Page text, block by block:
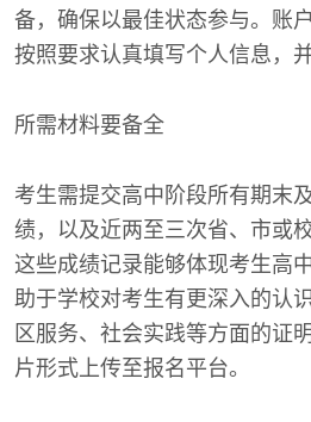
备，确保以最佳状态参与。账
按照要求认真填写个人信息，
所需材料要备全
考生需提交高中阶段所有期末
绩，以及近两至三次省、市或
这些成绩记录能够体现考生高
助于学校对考生有更深入的认
区服务、社会实践等方面的证
片形式上传至报名平台。